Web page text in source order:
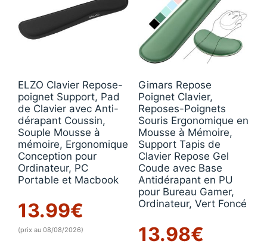
ELZO Clavier Repose-
poignet Support, Pad
de Clavier avec Anti-
dérapant Coussin,
Souple Mousse à
mémoire, Ergonomique
Conception pour
Ordinateur, PC
Portable et Macbook
13.99€
(prix au 08/08/2026)
Gimars Repose
Poignet Clavier,
Reposes-Poignets
Souris Ergonomique en
Mousse à Mémoire,
Support Tapis de
Clavier Repose Gel
Coude avec Base
Antidérapant en PU
pour Bureau Gamer,
Ordinateur, Vert Foncé
13.98€